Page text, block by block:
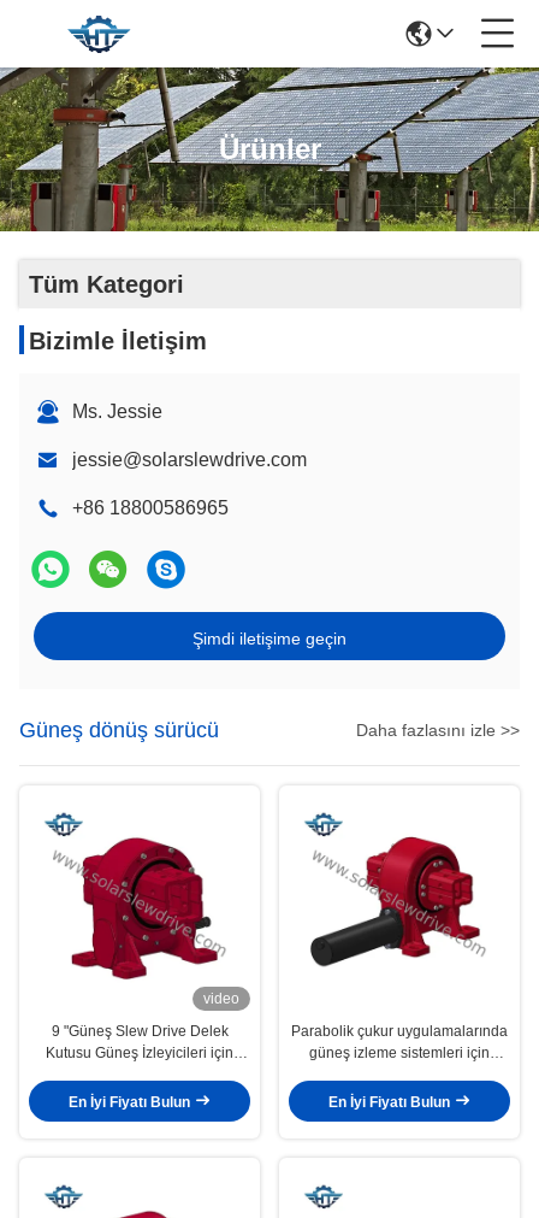
Ürünler
Tüm Kategori
Bizimle İletişim
Ms. Jessie
jessie@solarslewdrive.com
+86 18800586965
Şimdi iletişime geçin
Güneş dönüş sürücü Daha fazlasını izle >>
video
9 "Güneş Slew Drive Delek
Kutusu Güneş İzleyicileri için
En İyi Fiyatı Bulun
Parabolik çukur uygulamalarında
güneş izleme sistemleri için
800Nm tork
En İyi Fiyatı Bulun